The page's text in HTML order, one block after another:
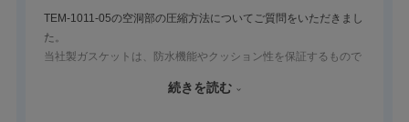
TEM-1011-05の空洞部の圧縮方法についてご質問をいただきまし
た。
当社製ガスケットは、防水機能やクッション性を保証するもので
部を圧縮して使用されるケースがあります。
続きを読む